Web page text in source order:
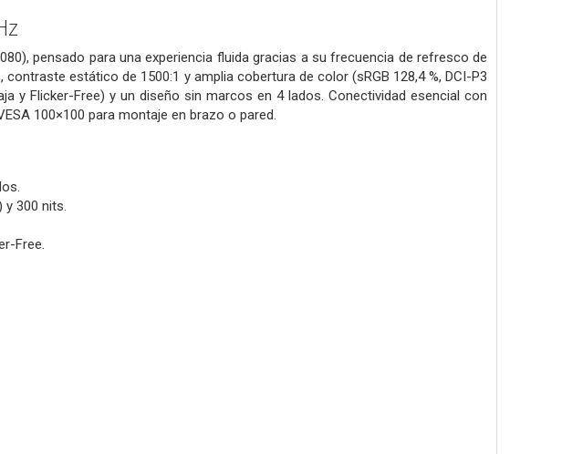
pensado para una experiencia fluida gracias a su frecuencia de refresco de
estático de 1500:1 y amplia cobertura de color (sRGB 128,4 %, DCI-P3
y Flicker-Free) y un diseño sin marcos en 4 lados. Conectividad esencial con
100×100 para montaje en brazo o pared.
y 300 nits.
Free.